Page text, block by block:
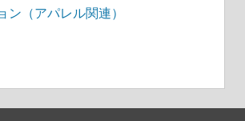
ン（アパレル関連）